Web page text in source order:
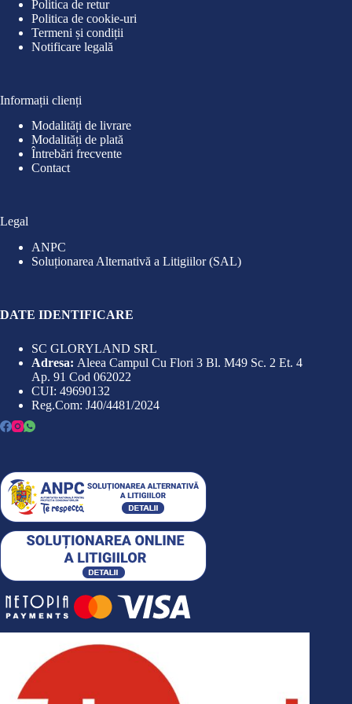
Politica de retur
Politica de cookie-uri
Termeni și condiții
Notificare legală
Informații clienți
Modalități de livrare
Modalități de plată
Întrebări frecvente
Contact
Legal
ANPC
Soluționarea Alternativă a Litigiilor (SAL)
DATE IDENTIFICARE
SC GLORYLAND SRL
Adresa: Aleea Campul Cu Flori 3 Bl. M49 Sc. 2 Et. 4
Ap. 91 Cod 062022
CUI: 49690132
Reg.Com: J40/4481/2024